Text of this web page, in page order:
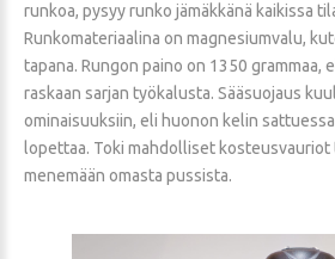
runkoa, pysyy runko jämäkkänä kaikissa
Runkomateriaalina on magnesiumvalu,
tapana. Rungon paino on 1350 grammaa,
raskaan sarjan työkalusta. Sääsuojaus
ominaisuuksiin, eli huonon kelin
lopettaa. Toki mahdolliset kosteusvauriot
menemään omasta pussista.